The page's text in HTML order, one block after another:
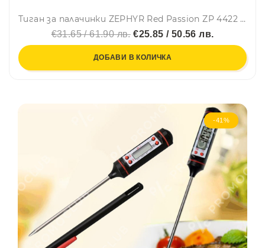
Тиган за палачинки ZEPHYR Red Passion ZP 4422 E26, 26 см, Мраморно покритие, Червен
€31.65 / 61.90 лв.€25.85 / 50.56 лв.
ДОБАВИ В КОЛИЧКА
-41%